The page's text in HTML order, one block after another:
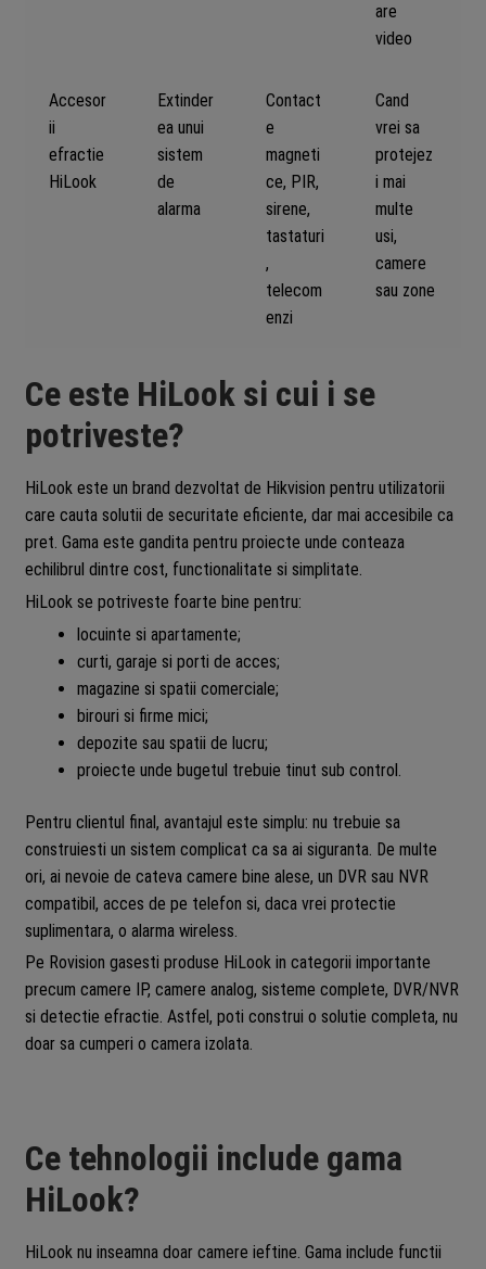
are
video
Accesor
ii
efractie
HiLook
Extinder
ea unui
sistem
de
alarma
Contact
e
magneti
ce, PIR,
sirene,
tastaturi
,
telecom
enzi
Cand
vrei sa
protejez
i mai
multe
usi,
camere
sau zone
Ce este HiLook si cui i se
potriveste?
HiLook este un brand dezvoltat de Hikvision pentru utilizatorii
care cauta solutii de securitate eficiente, dar mai accesibile ca
pret. Gama este gandita pentru proiecte unde conteaza
echilibrul dintre cost, functionalitate si simplitate.
HiLook se potriveste foarte bine pentru:
locuinte si apartamente;
curti, garaje si porti de acces;
magazine si spatii comerciale;
birouri si firme mici;
depozite sau spatii de lucru;
proiecte unde bugetul trebuie tinut sub control.
Pentru clientul final, avantajul este simplu: nu trebuie sa
construiesti un sistem complicat ca sa ai siguranta. De multe
ori, ai nevoie de cateva camere bine alese, un DVR sau NVR
compatibil, acces de pe telefon si, daca vrei protectie
suplimentara, o alarma wireless.
Pe Rovision gasesti produse HiLook in categorii importante
precum camere IP, camere analog, sisteme complete, DVR/NVR
si detectie efractie. Astfel, poti construi o solutie completa, nu
doar sa cumperi o camera izolata.
Ce tehnologii include gama
HiLook?
HiLook nu inseamna doar camere ieftine. Gama include functii